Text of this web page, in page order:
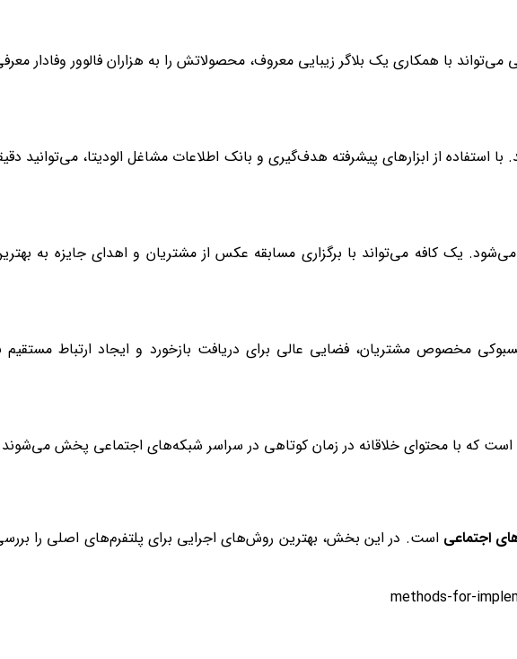
با همکاری یک بلاگر زیبایی معروف، محصولاتش را به هزاران فالوور وفادار
استفاده از ابزارهای پیشرفته هدف‌گیری و بانک اطلاعات مشاغل الودیتا، می‌توانید
یک کافه می‌تواند با برگزاری مسابقه عکس از مشتریان و اهدای جایزه به
مخصوص مشتریان، فضایی عالی برای دریافت بازخورد و ایجاد ارتباط مستقیم
است که با محتوای خلاقانه در زمان کوتاهی در سراسر شبکه‌های اجتماعی پخش
اجتماعی است. در این بخش، بهترین روش‌های اجرایی برای پلتفرم‌های اصلی را